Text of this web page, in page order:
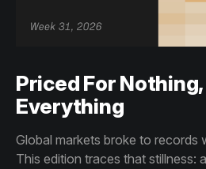
Priced For
Everything
Global markets broke to records
This edition traces that stillness: